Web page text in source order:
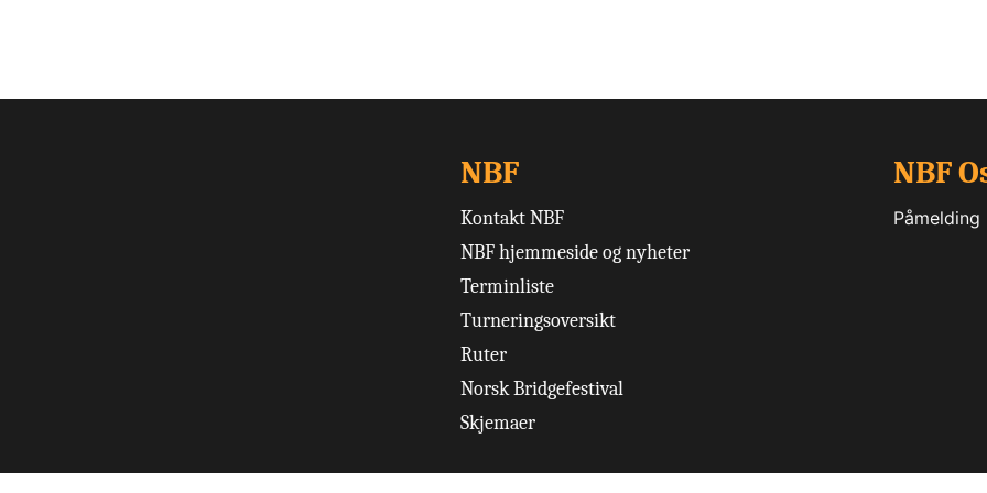
NBF
Kontakt NBF
NBF hjemmeside og nyheter
Terminliste
Turneringsoversikt
Ruter
Norsk Bridgefestival
Skjemaer
NBF
Påmelding